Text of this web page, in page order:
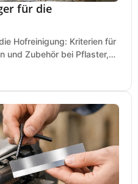
für die
Hofreinigung: Kriterien für
und Zubehör bei Pflaster,